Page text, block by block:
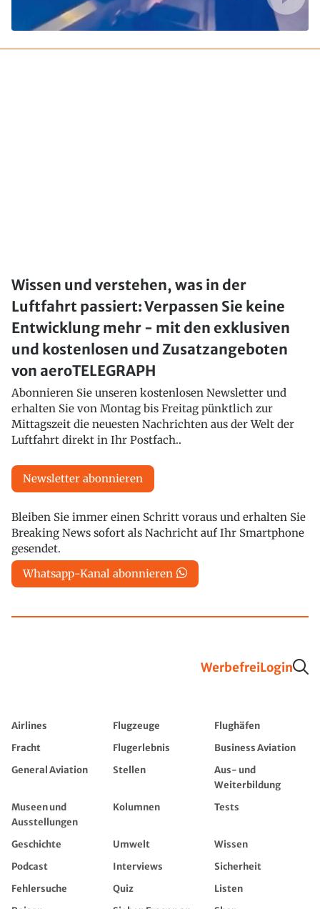
Wissen und verstehen, was in der
Luftfahrt passiert: Verpassen Sie keine
Entwicklung mehr - mit den exklusiven
und kostenlosen und Zusatzangeboten
von aeroTELEGRAPH
Abonnieren Sie unseren kostenlosen Newsletter und
erhalten Sie von Montag bis Freitag pünktlich zur
Mittagszeit die neuesten Nachrichten aus der Welt der
Luftfahrt direkt in Ihr Postfach..
Newsletter abonnieren
Bleiben Sie immer einen Schritt voraus und erhalten Sie
Breaking News sofort als Nachricht auf Ihr Smartphone
gesendet.
Whatsapp-Kanal abonnieren
WerbefreiLogin
Airlines Flugzeuge
Flughäfen
Fracht
Flugerlebnis
Business Aviation
General Aviation
Stellen
Aus- und
Weiterbildung
Museen und
Ausstellungen
Kolumnen Tests
Geschichte Umwelt
Wissen
Podcast
Interviews
Sicherheit
Fehlersuche
Quiz
Listen